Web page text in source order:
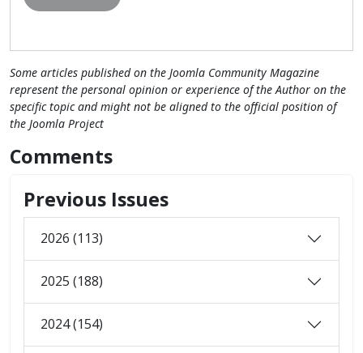
Some articles published on the Joomla Community Magazine
represent the personal opinion or experience of the Author on the
specific topic and might not be aligned to the official position of
the Joomla Project
Comments
Previous Issues
2026 (113)
2025 (188)
2024 (154)